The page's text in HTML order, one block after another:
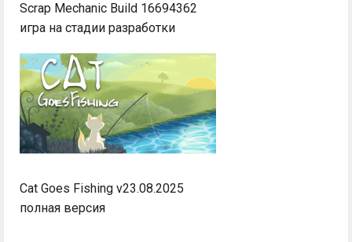
Scrap Mechanic Build 16694362
игра на стадии разработки
Cat Goes Fishing v23.08.2025
полная версия